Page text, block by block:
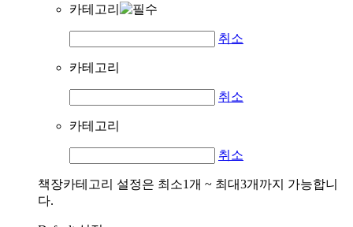
카테고리
취소
카테고리
취소
카테고리
취소
책장카테고리 설정은 최소1개 ~ 최대3개까지 가능합니
다.